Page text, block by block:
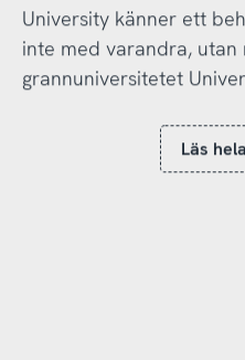
University känner ett
inte med varandra, utan
grannuniversitetet
Läs